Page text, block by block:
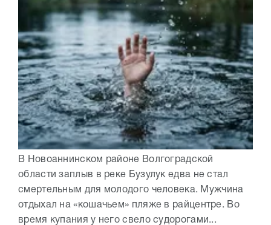
В Новоаннинском районе Волгоградской
области заплыв в реке Бузулук едва не стал
смертельным для молодого человека. Мужчина
отдыхал на «кошачьем» пляже в райцентре. Во
время купания у него свело судорогами...